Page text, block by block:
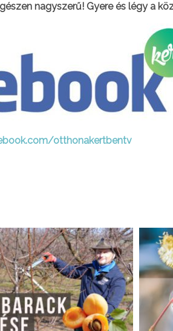
nagyszerű! Gyere és légy a
otthonakertbentv